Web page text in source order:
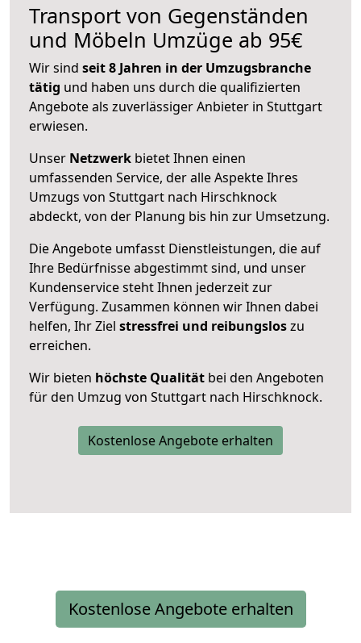
Transport von Gegenständen
und Möbeln Umzüge ab 95€
Wir sind seit 8 Jahren in der Umzugsbranche
tätig und haben uns durch die qualifizierten
Angebote als zuverlässiger Anbieter in Stuttgart
erwiesen.
Unser Netzwerk bietet Ihnen einen
umfassenden Service, der alle Aspekte Ihres
Umzugs von Stuttgart nach Hirschknock
abdeckt, von der Planung bis hin zur Umsetzung.
Die Angebote umfasst Dienstleistungen, die auf
Ihre Bedürfnisse abgestimmt sind, und unser
Kundenservice steht Ihnen jederzeit zur
Verfügung. Zusammen können wir Ihnen dabei
helfen, Ihr Ziel stressfrei und reibungsloszu
erreichen.
Wir bieten höchste Qualität bei den Angeboten
für den Umzug von Stuttgart nach Hirschknock.
Kostenlose Angebote erhalten
Kostenlose Angebote erhalten